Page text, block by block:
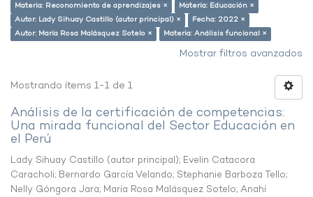
Materia: Reconomiento de aprendizajes ×
Materia: Educación ×
Autor: Lady Sihuay Castillo (autor principal) ×
Fecha: 2022 ×
Autor: María Rosa Malásquez Sotelo ×
Materia: Análisis funcional ×
Mostrar filtros avanzados
Mostrando ítems 1-1 de 1
Análisis de la certificación de competencias:
Una mirada funcional del Sector Educación en
el Perú
Lady Sihuay Castillo (autor principal); Evelin Catacora
Caracholi; Bernardo García Velando; Stephanie Barboza Tello;
Nelly Góngora Jara; María Rosa Malásquez Sotelo; Anahí